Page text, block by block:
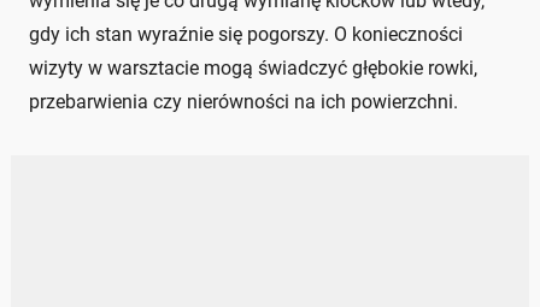
gdy ich stan wyraźnie się pogorszy. O konieczności
wizyty w warsztacie mogą świadczyć głębokie rowki,
przebarwienia czy nierówności na ich powierzchni.